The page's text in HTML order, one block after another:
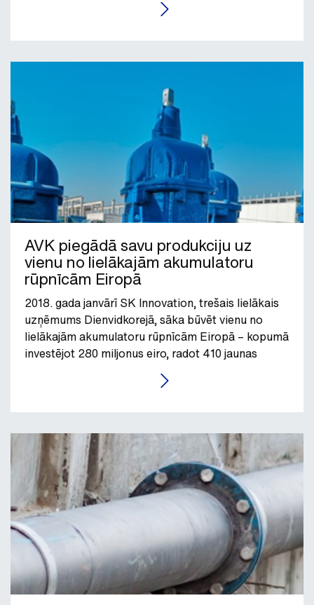
LASĪT RAKSTU
AVK piegādā savu produkciju uz
vienu no lielākajām akumulatoru
rūpnīcām Eiropā
2018. gada janvārī SK Innovation, trešais lielākais
uzņēmums Dienvidkorejā, sāka būvēt vienu no
lielākajām akumulatoru rūpnīcām Eiropā – kopumā
investējot 280 miljonus eiro, radot 410 jaunas
LASĪT RAKSTU